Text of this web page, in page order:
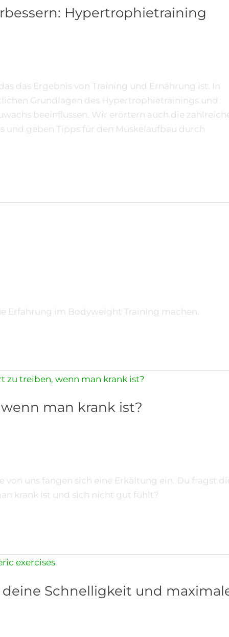
Hypertrophietraining
das Ergebnis von Training und Ernährung ist. In
Grundlagen des Hypertrophietrainings und
beeinflussen. Wir erörtern auch die
geben Tipps für den Muskelaufbau durch
Erfahrung im Bodyweight Training machen.
man krank ist?
uns fangen sich eine Erkältung ein. Du fragst
krank ist und sich nicht gut fühlt?
Schnelligkeit und